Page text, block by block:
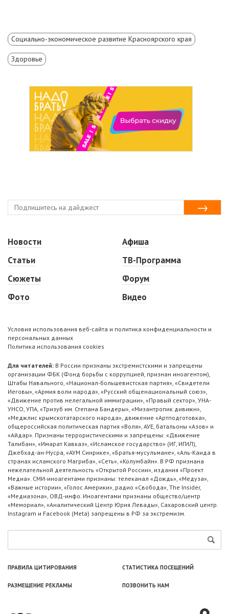
Социально-экономическое развитие Красноярского края
Здоровье
Новости
Статьи
Сюжеты
Фото
Афиша
ТВ-Программа
Форум
Видео
Условия использования веб-сайта и политика конфиденциальности и
персональных данных
Политика использования cookies
Для читателей: В России признаны экстремистскими и запрещены
организации ФБК (Фонд борьбы с коррупцией, признан иноагентом),
Штабы Навального, «Национал-большевистская партия», «Свидетели
Иеговы», «Армия воли народа», «Русский общенациональный союз»,
«Движение против нелегальной иммиграции», «Правый сектор», УНА-
УНСО, УПА, «Тризуб им. Степана Бандеры», «Мизантропик дивижн»,
«Меджлис крымскотатарского народа», движение «Артподготовка»,
общероссийская политическая партия «Воля», АУЕ, батальоны «Азов» и
«Айдар». Признаны террористическими и запрещены: «Движение
Талибан», «Имарат Кавказ», «Исламское государство» (ИГ, ИГИЛ),
Джебхад-ан-Нусра, «АУМ Синрике», «Братья-мусульмане», «Аль-Каида в
странах исламского Магриба», «Сеть», «Колумбайн». В РФ признана
нежелательной деятельность «Открытой России», издания «Проект
Медиа». СМИ-иноагентами признаны: телеканал «Дождь», «Медуза»,
«Важные истории», «Голос Америки», радио «Свобода», The Insider,
«Медиазона», ОВД-инфо. Иноагентами признаны общество/центр
«Мемориал», «Аналитический Центр Юрия Левады», Сахаровский центр.
Instagram и Facebook (Metа) запрещены в РФ за экстремизм.
ПРАВИЛА ЦИТИРОВАНИЯ СТАТИСТИКА ПОСЕЩЕНИЙ
РАЗМЕЩЕНИЕ РЕКЛАМЫ ПОЗВОНИТЬ НАМ